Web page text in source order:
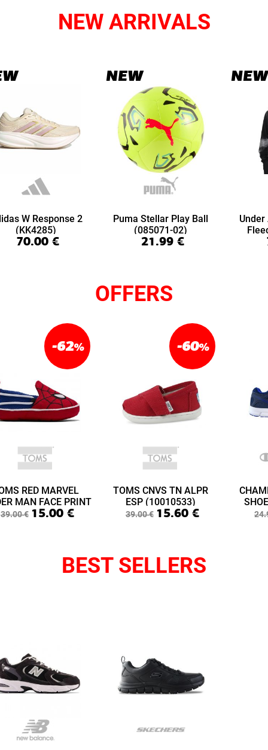
NEW ARRIVALS
W Response 2
(KK4285)
70.00 €
NEW
Puma Stellar Play Ball
(085071-02)
21.99 €
NEW
OFFERS
-62%
RED MARVEL
MAN FACE PRINT
LIME LAYETTE
39.00€ 15.00 €
-60%
TOMS CNVS TN ALPR
ESP (10010533)
39.00€ 15.60 €
BEST SELLERS